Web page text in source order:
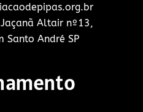
Altair nº13,
Santo André SP